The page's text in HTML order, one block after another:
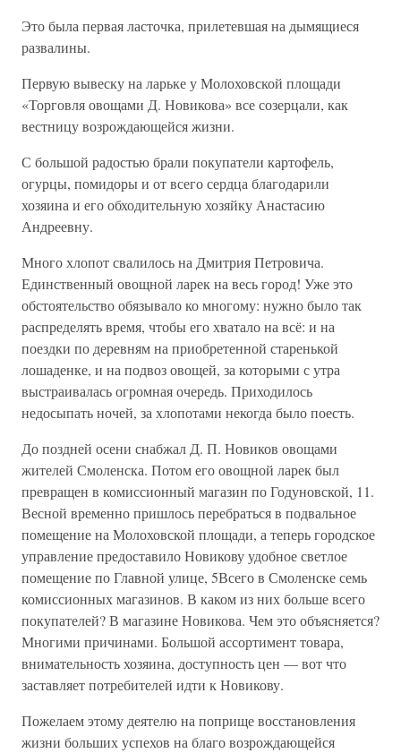
Это была первая ласточка, прилетевшая на дымящиеся
развалины.
Первую вывеску на ларьке у Молоховской площади
«Торговля овощами Д. Новикова» все созерцали, как
вестницу возрождающейся жизни.
С большой радостью брали покупатели картофель,
огурцы, помидоры и от всего сердца благодарили
хозяина и его обходительную хозяйку Анастасию
Андреевну.
Много хлопот свалилось на Дмитрия Петровича.
Единственный овощной ларек на весь город! Уже это
обстоятельство обязывало ко многому: нужно было так
распределять время, чтобы его хватало на всё: и на
поездки по деревням на приобретенной старенькой
лошаденке, и на подвоз овощей, за которыми с утра
выстраивалась огромная очередь. Приходилось
недосыпать ночей, за хлопотами некогда было поесть.
До поздней осени снабжал Д. П. Новиков овощами
жителей Смоленска. Потом его овощной ларек был
превращен в комиссионный магазин по Годуновской, 11.
Весной временно пришлось перебраться в подвальное
помещение на Молоховской площади, а теперь городское
управление предоставило Новикову удобное светлое
помещение по Главной улице, 5Всего в Смоленске семь
комиссионных магазинов. В каком из них больше всего
покупателей? В магазине Новикова. Чем это объясняется?
Многими причинами. Большой ассортимент товара,
внимательность хозяина, доступность цен — вот что
заставляет потребителей идти к Новикову.
Пожелаем этому деятелю на поприще восстановления
жизни больших успехов на благо возрождающейся